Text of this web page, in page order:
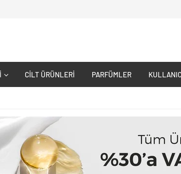
CILT ÜRÜNLERI PARFÜMLER